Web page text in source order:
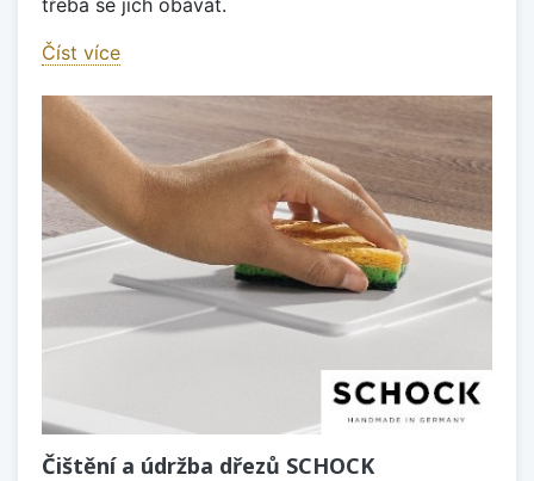
třeba se jich obávat.
Číst více
Čištění a údržba dřezů SCHOCK